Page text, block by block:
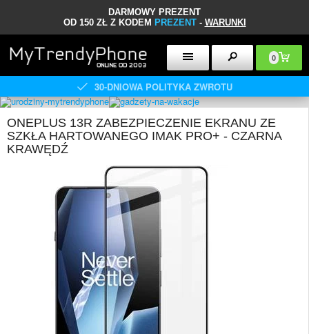
DARMOWY PREZENT
OD 150 ZŁ Z KODEM PREZENT- WARUNKI
0
30-DNIOWA POLITYKA ZWROTU
ONEPLUS 13R ZABEZPIECZENIE EKRANU ZE
SZKŁA HARTOWANEGO IMAK PRO+ - CZARNA
KRAWĘDŹ